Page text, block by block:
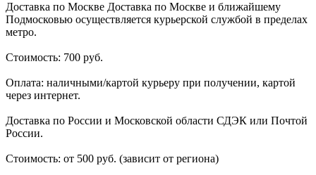
Доставка по Москве Доставка по Москве и ближайшему
Подмосковью осуществляется курьерской службой в пределах
метро.
Стоимость: 700 руб.
Оплата: наличными/картой курьеру при получении, картой
через интернет.
Доставка по России и Московской области СДЭК или Почтой
России.
Стоимость: от 500 руб. (зависит от региона)